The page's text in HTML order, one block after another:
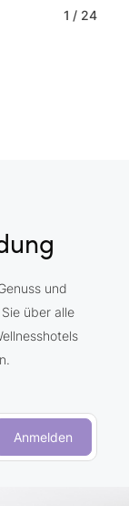
1 / 24
und
über alle
Anmelden